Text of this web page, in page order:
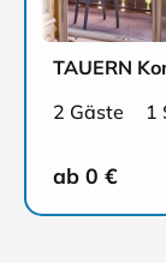
TAUERN
2 Gäste
1
ab 0 €